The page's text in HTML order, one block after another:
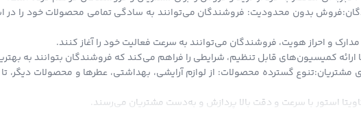
بدون محدودیت: فروشندگان می‌توانند به سادگی تمامی محصولات خود را در
و احراز هویت، فروشندگان می‌توانند به سرعت فعالیت خود را آغاز کنند.
کمیسیون‌های قابل تنظیم، شرایطی را فراهم می‌کند که فروشندگان بتوانند به
مشتریان:تنوع گسترده محصولات: از لوازم آرایشی، بهداشتی، عطرها و محصولات دیگر،
استور با سرعت و دقت بالا پردازش و به‌دست مشتریان می‌رسند.